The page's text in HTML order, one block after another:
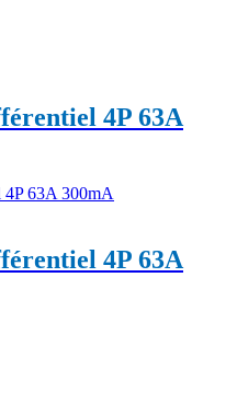
4P 63A
4P 63A